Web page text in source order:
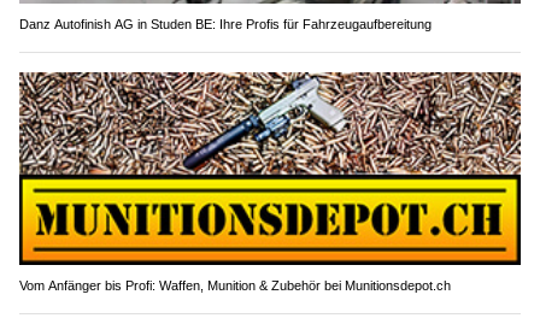
Danz Autofinish AG in Studen BE: Ihre Profis für Fahrzeugaufbereitung
Vom Anfänger bis Profi: Waffen, Munition & Zubehör bei Munitionsdepot.ch